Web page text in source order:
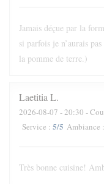
Jamais déçue par la
si parfois je n’aurais
la pomme de terre.)
Laetitia L
2026-08-07 - 20:30 -
Service : 5/5 Ambiance :
Très bonne cuisine!